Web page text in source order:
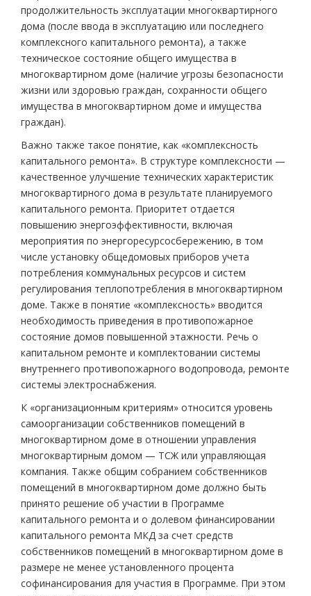
продолжительность эксплуатации многоквартирного
дома (после ввода в эксплуатацию или последнего
комплексного капитального ремонта), а также
техническое состояние общего имущества в
многоквартирном доме (наличие угрозы безопасности
жизни или здоровью граждан, сохранности общего
имущества в многоквартирном доме и имущества
граждан).
Важно также такое понятие, как «комплексность
капитального ремонта». В структуре комплексности —
качественное улучшение технических характеристик
многоквартирного дома в результате планируемого
капитального ремонта. Приоритет отдается
повышению энергоэффективности, включая
мероприятия по энергоресурсосбережению, в том
числе установку общедомовых приборов учета
потребления коммунальных ресурсов и систем
регулирования теплопотребления в многоквартирном
доме. Также в понятие «комплексность» вводится
необходимость приведения в противопожарное
состояние домов повышенной этажности. Речь о
капитальном ремонте и комплектовании системы
внутреннего противопожарного водопровода, ремонте
системы электроснабжения.
К «организационным критериям» относится уровень
самоорганизации собственников помещений в
многоквартирном доме в отношении управления
многоквартирным домом — ТСЖ или управляющая
компания. Также общим собранием собственников
помещений в многоквартирном доме должно быть
принято решение об участии в Программе
капитального ремонта и о долевом финансировании
капитального ремонта МКД за счет средств
собственников помещений в многоквартирном доме в
размере не менее установленного процента
софинансирования для участия в Программе. При этом